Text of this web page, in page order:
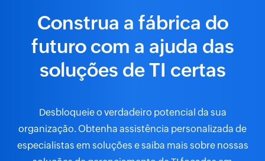
Kubota Canada facilita a carga de
trabalho de sua equipe de TI usando
Gigante da fabricação de cimento
economiza 4.167 horas de trabalho por mês
com o ManageEngine
Construa a fábrica do
futuro com a ajuda das
soluções de TI certas
Desbloqueie o verdadeiro potencial da sua
organização. Obtenha assistência personalizada de
especialistas em soluções e saiba mais sobre nossas